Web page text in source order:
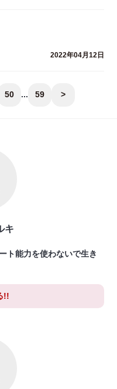
2022年04月12日
50 ... 59 >
キ
ト能力を使わないで生き
!!